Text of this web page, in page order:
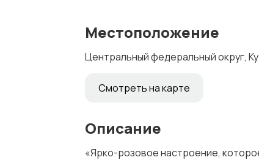
Местоположение
Центральный федеральный округ,
Смотреть на карте
Описание
«Ярко-розовое настроение,